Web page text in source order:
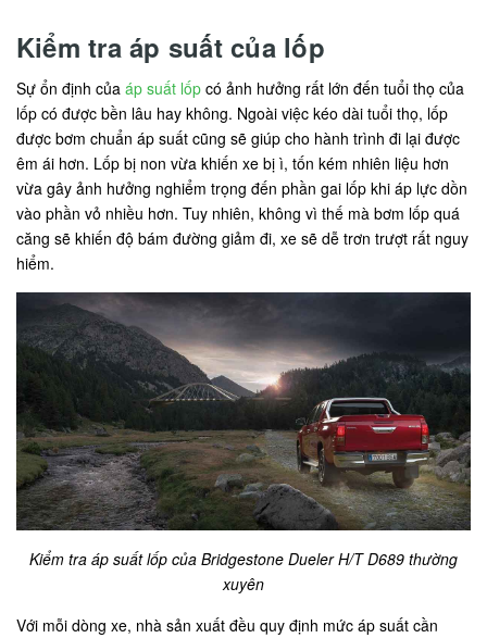
Kiểm tra áp suất của lốp
Sự ổn định của áp suất lốp có ảnh hưởng rất lớn đến tuổi thọ của
lốp có được bền lâu hay không. Ngoài việc kéo dài tuổi thọ, lốp
được bơm chuẩn áp suất cũng sẽ giúp cho hành trình đi lại được
êm ái hơn. Lốp bị non vừa khiến xe bị ì, tốn kém nhiên liệu hơn
vừa gây ảnh hưởng nghiểm trọng đến phần gai lốp khi áp lực dồn
vào phần vỏ nhiều hơn. Tuy nhiên, không vì thế mà bơm lốp quá
căng sẽ khiến độ bám đường giảm đi, xe sẽ dễ trơn trượt rất nguy
hiểm.
Kiểm tra áp suất lốp của Bridgestone Dueler H/T D689 thường
xuyên
Với mỗi dòng xe, nhà sản xuất đều quy định mức áp suất cần